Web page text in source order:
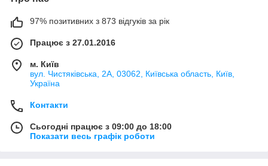
97% позитивних з 873 відгуків за рік
Працює з 27.01.2016
м. Київ
вул. Чистяківська, 2А, 03062, Київська область, Київ,
Україна
Контакти
Сьогодні працює з 09:00 до 18:00
Показати весь графік роботи